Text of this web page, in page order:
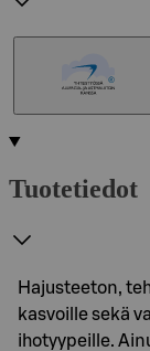
Tuotetiedot
Hajusteeton,
kasvoille sekä
ihotyypeille.